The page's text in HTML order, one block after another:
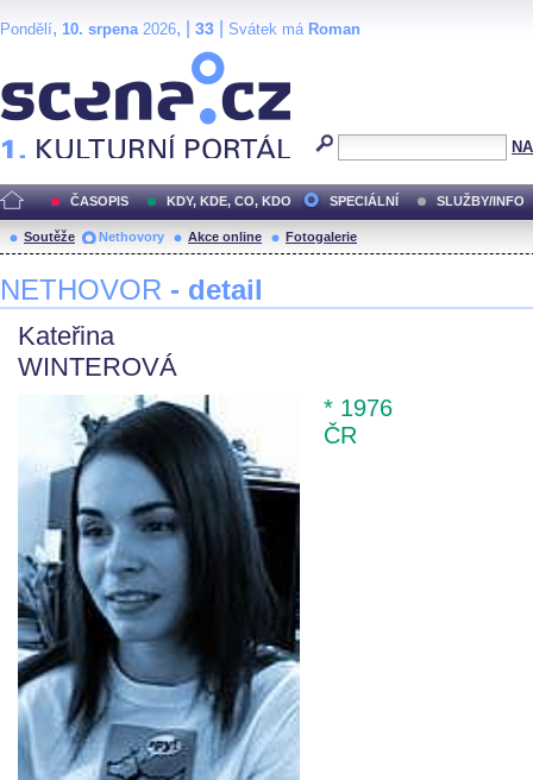
Pondělí, 10. srpena2026, | 33 Svátek má Roman
ČASOPIS KDY, KDE, CO, KDO SPECIÁLNÍ SLUŽBY/INFO
Soutěže Nethovory Akce online Fotogalerie
NETHOVOR - detail
Kateřina
WINTEROVÁ
* 1976
ČR